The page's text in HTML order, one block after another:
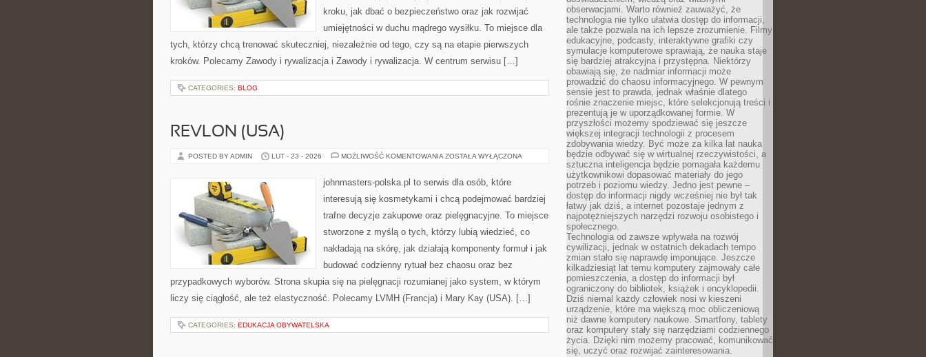
kroku, jak dbać o bezpieczeństwo oraz jak rozwijać
umiejętności w duchu mądrego wysiłku. To miejsce dla
tych, którzy chcą trenować skuteczniej, niezależnie od tego, czy są na etapie pierwszych
kroków. Polecamy Zawody i rywalizacja i Zawody i rywalizacja. W centrum serwisu […]
CATEGORIES: BLOG
REVLON (USA)
POSTED BY ADMIN LUT - 23 - 2026 MOŻLIWOŚĆ KOMENTOWANIA REVLON
ZOSTAŁA WYŁĄCZONA
johnmasters-polska.pl to serwis dla osób, które
interesują się kosmetykami i chcą podejmować bardziej
trafne decyzje zakupowe oraz pielęgnacyjne. To miejsce
stworzone z myślą o tych, którzy lubią wiedzieć, co
nakładają na skórę, jak działają komponenty formuł i jak
budować codzienny rytuał bez chaosu oraz bez
przypadkowych wyborów. Strona skupia się na pielęgnacji rozumianej jako system, w którym
liczy się ciągłość, ale też elastyczność. Polecamy LVMH (Francja) i Mary Kay (USA). […]
CATEGORIES: EDUKACJA OBYWATELSKA
obserwacjami. Warto również zauważyć, że
technologia nie tylko ułatwia dostęp do informacji,
ale także pozwala na ich lepsze zrozumienie. Filmy
edukacyjne, podcasty, interaktywne grafiki czy
symulacje komputerowe sprawiają, że nauka staje
się bardziej atrakcyjna i przystępna. Niektórzy
obawiają się, że nadmiar informacji może
prowadzić do chaosu informacyjnego. W pewnym
sensie jest to prawda, jednak właśnie dlatego
rośnie znaczenie miejsc, które selekcjonują treści i
prezentują je w uporządkowanej formie. W
przyszłości możemy spodziewać się jeszcze
większej integracji technologii z procesem
zdobywania wiedzy. Być może za kilka lat nauka
będzie odbywać się w wirtualnej rzeczywistości, a
sztuczna inteligencja będzie pomagała każdemu
użytkownikowi dopasować materiały do jego
potrzeb i poziomu wiedzy. Jedno jest pewne –
dostęp do informacji nigdy wcześniej nie był tak
łatwy jak dziś, a internet pozostaje jednym z
najpotężniejszych narzędzi rozwoju osobistego i
społecznego.
Technologia od zawsze wpływała na rozwój
cywilizacji, jednak w ostatnich dekadach tempo
zmian stało się naprawdę imponujące. Jeszcze
kilkadziesiąt lat temu komputery zajmowały całe
pomieszczenia, a dostęp do informacji był
ograniczony do bibliotek, książek i encyklopedii.
Dziś niemal każdy człowiek nosi w kieszeni
urządzenie, które ma większą moc obliczeniową
niż dawne komputery naukowe. Smartfony, tablety
oraz komputery stały się narzędziami codziennego
życia. Dzięki nim możemy pracować, komunikować
się, uczyć oraz rozwijać zainteresowania.